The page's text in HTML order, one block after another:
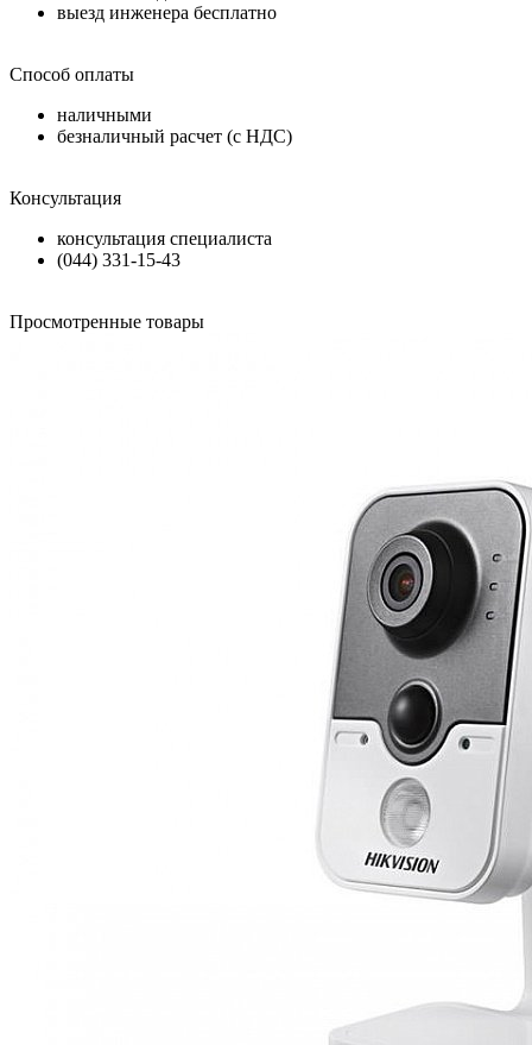
выезд инженера бесплатно
Способ оплаты
наличными
безналичный расчет (с НДС)
Консультация
консультация специалиста
(044) 331-15-43
Просмотренные товары